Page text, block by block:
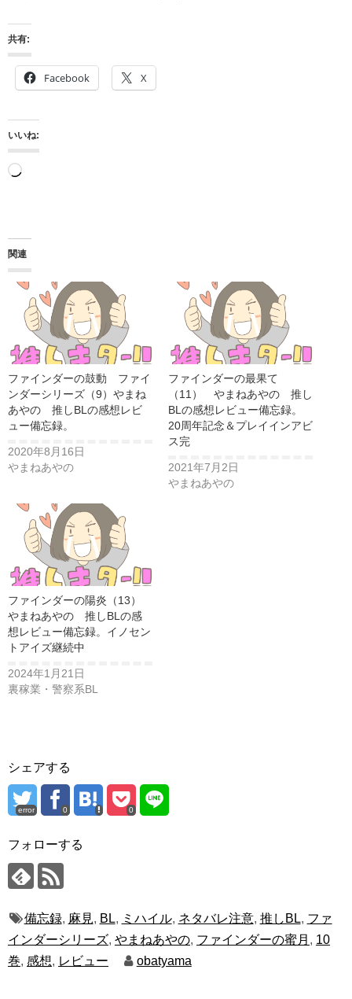
共有:
Facebook X
いいね:
読
み
中…
関連
ファインダーの鼓動 ファイ
ンダーシリーズ（9）やまね
あやの 推しBLの感想レビ
ュー備忘録。
2020年8月16日
やまねあやの
ファインダーの最果て
（11） やまねあやの 推し
BLの感想レビュー備忘録。
20周年記念＆プレイインアビ
ス完
2021年7月2日
やまねあやの
ファインダーの陽炎（13）
やまねあやの 推しBLの感
想レビュー備忘録。イノセン
トアイズ継続中
2024年1月21日
裏稼業・警察系BL
シェアする
error 0 0
フォローする
備忘録, 麻見, BL, ミハイル, ネタバレ注意, 推しBL, ファ
インダーシリーズ, やまねあやの, ファインダーの蜜月 , 10
巻, 感想, レビュー obatyama